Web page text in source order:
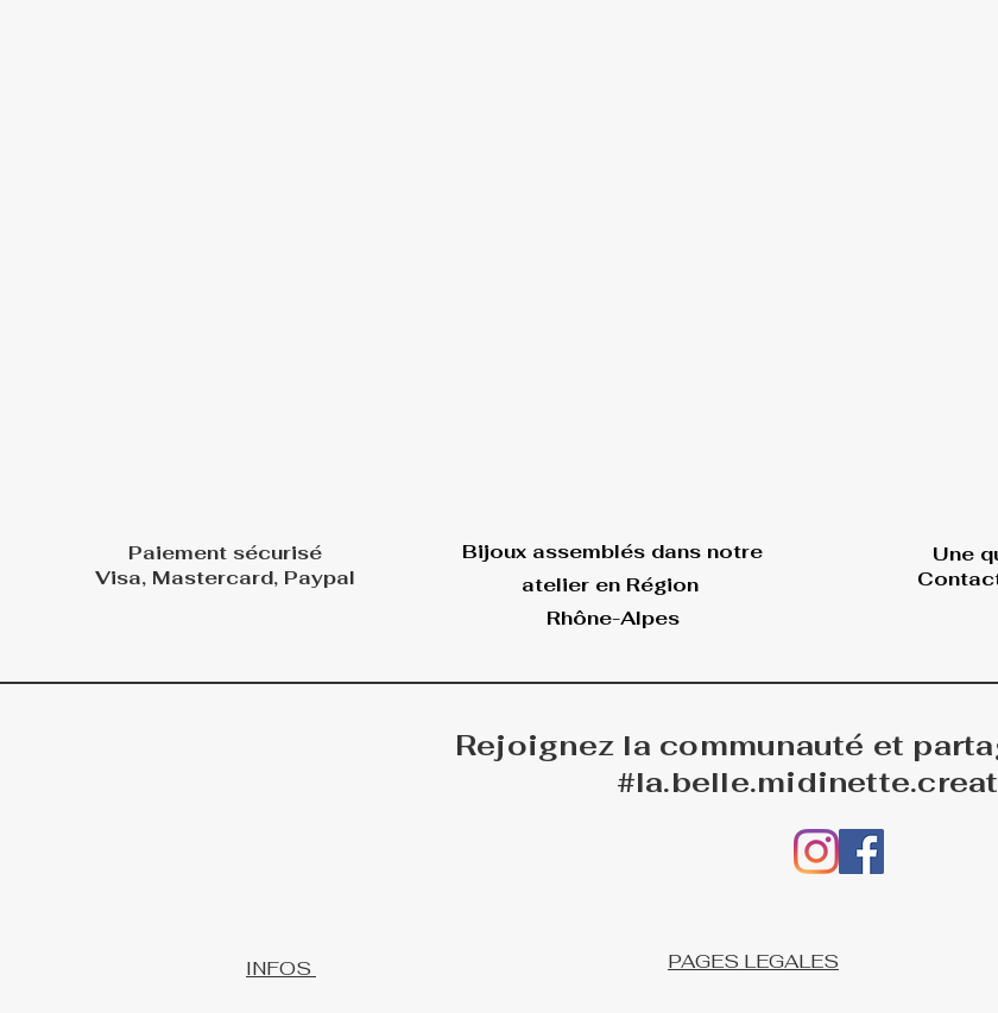
Paiement sécurisé
Visa, Mastercard, Paypal
Bijoux assemblés dans notre
atelier en Région
Rhône-Alpes
Une
Rejoignez la communauté et
INFOS PAGES LEGALES